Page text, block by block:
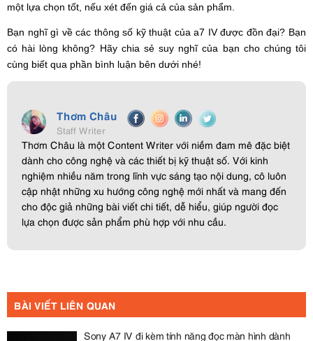
một lựa chọn tốt, nếu xét đến giá cả của sản phẩm.
Bạn nghĩ gì về các thông số kỹ thuật của a7 IV được đồn đại? Bạn
có hài lòng không? Hãy chia sẻ suy nghĩ của bạn cho chúng tôi
cùng biết qua phần bình luận bên dưới nhé!
Thơm Châu
Staff Writer
Thơm Châu là một Content Writer với niềm đam mê đặc biệt
dành cho công nghệ và các thiết bị kỹ thuật số. Với kinh
nghiệm nhiều năm trong lĩnh vực sáng tạo nội dung, cô luôn
cập nhật những xu hướng công nghệ mới nhất và mang đến
cho độc giả những bài viết chi tiết, dễ hiểu, giúp người đọc
lựa chọn được sản phẩm phù hợp với nhu cầu.
BÀI VIẾT LIÊN QUAN
Sony A7 IV đi kèm tính năng đọc màn hình dành